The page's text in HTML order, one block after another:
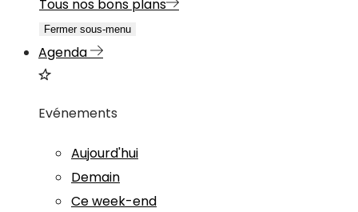
Tous nos bons plans
Fermer sous-menu
Agenda
Evénements
Aujourd'hui
Demain
Ce week-end